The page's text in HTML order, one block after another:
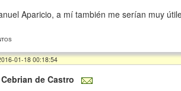
Aparicio, a mí también me serían muy
01-18 00:18:54
de Castro